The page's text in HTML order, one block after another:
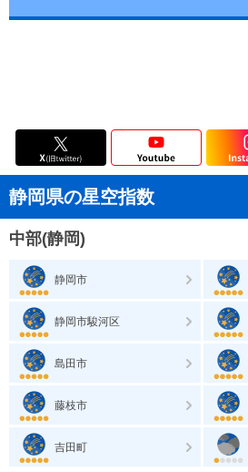
静岡県の星空指数
中部(静岡)
静岡市
静岡市駿河区
島田市
藤枝市
吉田町